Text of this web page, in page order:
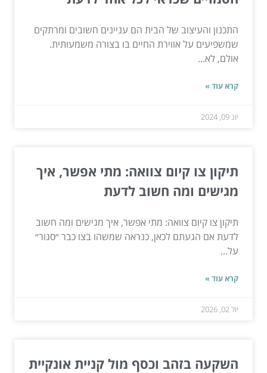
התכנון והעיצוב של הבית הם עניינים חשובים ומרתקים
שמשפיעים על אווירת החיים בו בצורה משמעותית.
אולם, לא...
קרא עוד »
יונ 09, 2024
תיקון צו קיום צוואה: מתי אפשר, איך
מגישים ומה חשוב לדעת
תיקון צו קיום צוואה: מתי אפשר, איך מגישים ומה חשוב
לדעת אם הגעתם לכאן, כנראה שמשהו בצו כבר ״סגור״
על...
קרא עוד »
יול 02, 2026
השקעה בזהב וכסף מול קניית אונקיית